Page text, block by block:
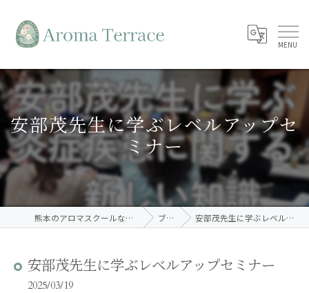
安部茂先生に学ぶレベルアップセ
ミナー
熊本のアロマスクールならAroma Terrace ブログ 安部茂先生に学ぶレベルアップセミナー
安部茂先生に学ぶレベルアップセミナー
2025/03/19